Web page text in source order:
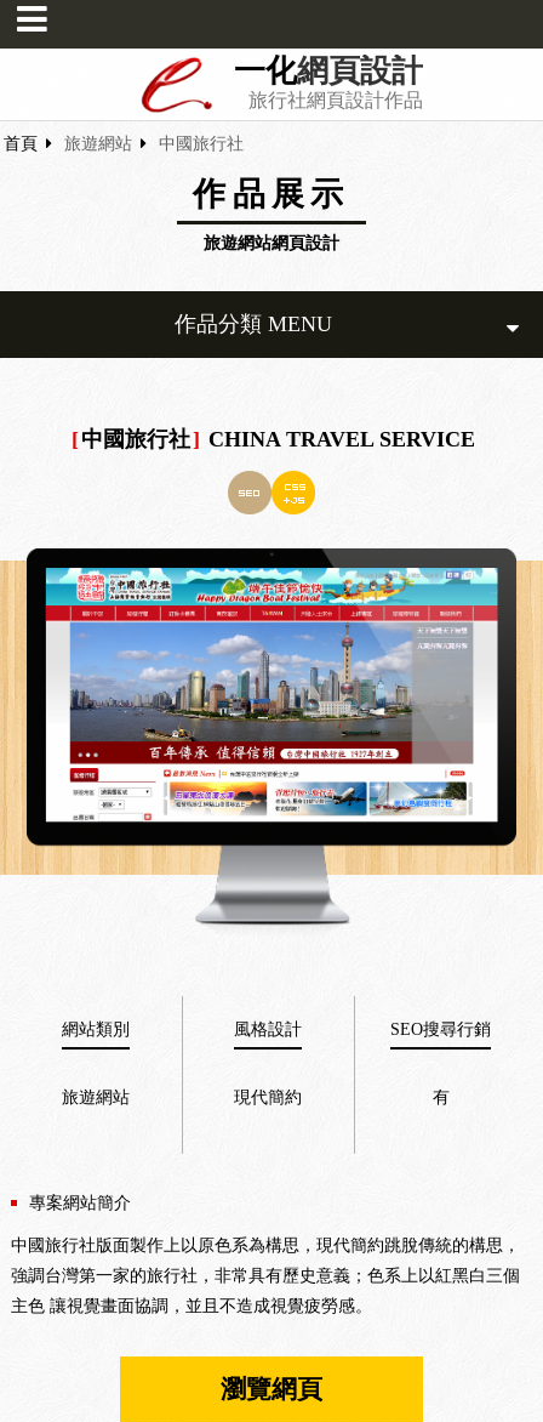
一化網頁設計
旅行社網頁設計作品
首頁 旅遊網站 中國旅行社
作品展示
旅遊網站網頁設計
作品分類 MENU
[中國旅行社] CHINA TRAVEL SERVICE
網站類別
旅遊網站
風格設計
現代簡約
SEO搜尋行銷
有
專案網站簡介
中國旅行社版面製作上以原色系為構思，現代簡約跳脫傳統的構思，
強調台灣第一家的旅行社，非常具有歷史意義；色系上以紅黑白三個
主色 讓視覺畫面協調，並且不造成視覺疲勞感。
瀏覽網頁